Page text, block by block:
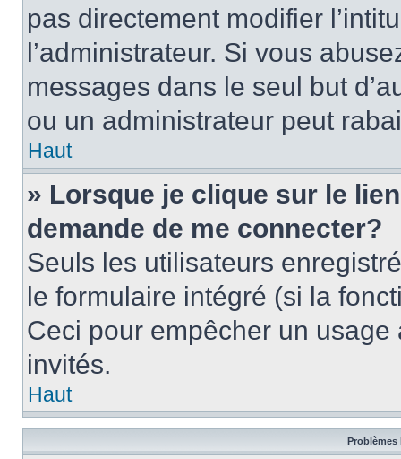
pas directement modifier
l’administrateur. Si vous
messages dans le seul but
ou un administrateur peut
Haut
» Lorsque je clique sur le
demande de me connecter?
Seuls les utilisateurs
le formulaire intégré (si la
Ceci pour empêcher un
invités.
Haut
Problèmes